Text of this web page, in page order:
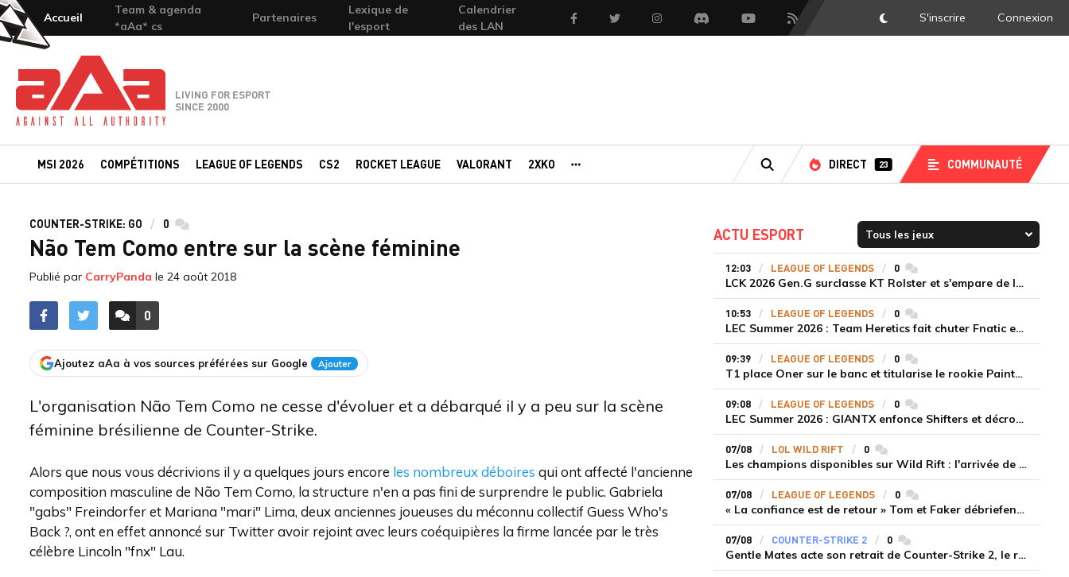
Accueil
Team & agenda
*aAa* cs
Partenaires
Lexique de
l'esport
Calendrier
des LAN
FacebookTwitter InstagramDiscord YoutubeFlux RSS DarkMode
S'inscrire Connexion
Team-aAa - against All authority
LIVING FOR ESPORT
SINCE 2000
MSI 2026 COMPÉTITIONS LEAGUE OF LEGENDS CS2 ROCKET LEAGUE VALORANT 2XKO
RECHERCHE
DIRECT 23 COMMUNAUTÉ
COUNTER-STRIKE: GO 0 commentaires
Não Tem Como entre sur la scène féminine
Publié par CarryPanda le 24 août 2018
ACCÉDER AUX
0
COMMENTAIRES
Ajoutez aAa à vos sources préférées sur Google Ajouter
L'organisation Não Tem Como ne cesse d'évoluer et a débarqué il y a peu sur la scène
féminine brésilienne de Counter-Strike.
Alors que nous vous décrivions il y a quelques jours encore les nombreux déboires qui ont affecté l'ancienne
composition masculine de Não Tem Como, la structure n'en a pas fini de surprendre le public. Gabriela
"gabs" Freindorfer et Mariana "mari" Lima, deux anciennes joueuses du méconnu collectif Guess Who's
Back ?, ont en effet annoncé sur Twitter avoir rejoint avec leurs coéquipières la firme lancée par le très
célèbre Lincoln "fnx" Lau.
ACTU ESPORT
12:03 LEAGUE OF LEGENDS 0commentaires
LCK 2026 Gen.G surclasse KT Rolster et s'empare de la deuxième place du Legend Group
10:53 LEAGUE OF LEGENDS 0commentaires
LEC Summer 2026 : Team Heretics fait chuter Fnatic et lance enfin sa saison estivale
09:39 LEAGUE OF LEGENDS 0commentaires
T1 place Oner sur le banc et titularise le rookie Painter face à Hanwha Life Esports
09:08 LEAGUE OF LEGENDS 0commentaires
LEC Summer 2026 : GIANTX enfonce Shifters et décroche sa première victoire
07/08 LOL WILD RIFT 0commentaires
Les champions disponibles sur Wild Rift : l'arrivée de Cho'Gath
07/08 LEAGUE OF LEGENDS 0commentaires
« La confiance est de retour » Tom et Faker débriefent la victoire convaincante de T1 face à Dplus KIA
07/08 COUNTER-STRIKE 2 0commentaires
Gentle Mates acte son retrait de Counter-Strike 2, le roster ibérique libéré